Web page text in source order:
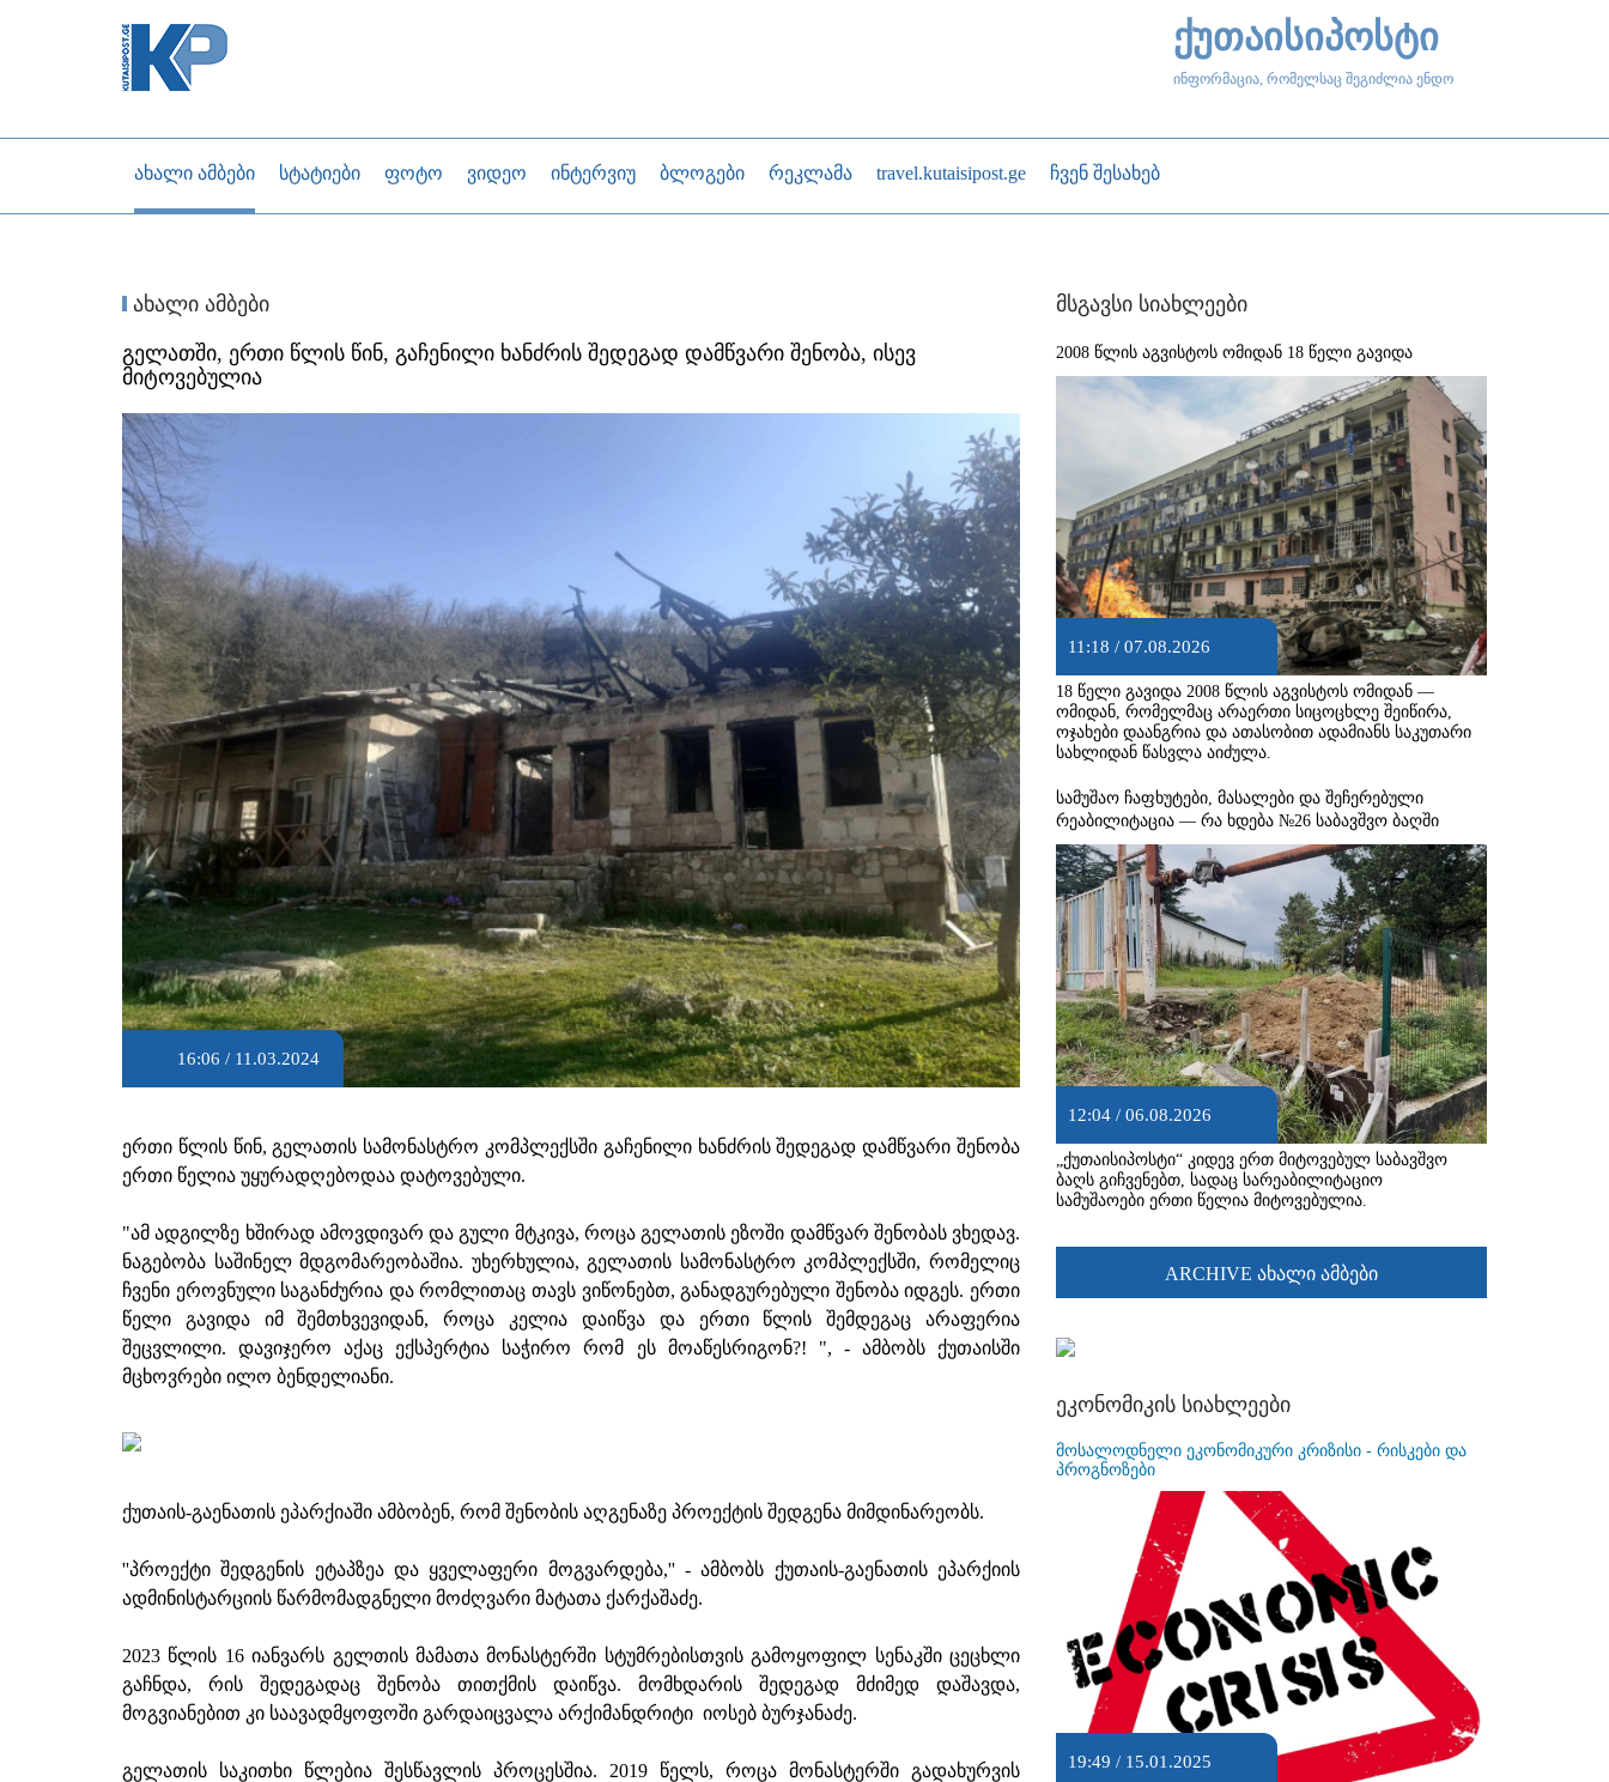
ქუთაისიპოსტი
ინფორმაცია, რომელსაც შეგიძლია ენდო
ახალი ამბები სტატიები ფოტო ვიდეო ინტერვიუ ბლოგები რეკლამა travel.kutaisipost.ge ჩვენ შესახებ
ახალი ამბები
გელათში, ერთი წლის წინ, გაჩენილი ხანძრის შედეგად დამწვარი შენობა, ისევ
მიტოვებულია
16:06 / 11.03.2024
ერთი წლის წინ, გელათის სამონასტრო კომპლექსში გაჩენილი ხანძრის შედეგად დამწვარი შენობა
ერთი წელია უყურადღებოდაა დატოვებული.
"ამ ადგილზე ხშირად ამოვდივარ და გული მტკივა, როცა გელათის ეზოში დამწვარ შენობას ვხედავ.
ნაგებობა საშინელ მდგომარეობაშია. უხერხულია, გელათის სამონასტრო კომპლექსში, რომელიც
ჩვენი ეროვნული საგანძურია და რომლითაც თავს ვიწონებთ, განადგურებული შენობა იდგეს. ერთი
წელი გავიდა იმ შემთხვევიდან, როცა კელია დაიწვა და ერთი წლის შემდეგაც არაფერია
შეცვლილი. დავიჯერო აქაც ექსპერტია საჭირო რომ ეს მოაწესრიგონ?! ", - ამბობს ქუთაისში
მცხოვრები ილო ბენდელიანი.
ქუთაის-გაენათის ეპარქიაში ამბობენ, რომ შენობის აღგენაზე პროექტის შედგენა მიმდინარეობს.
''პროექტი შედგენის ეტაპზეა და ყველაფერი მოგვარდება,'' - ამბობს ქუთაის-გაენათის ეპარქიის
ადმინისტარციის წარმომადგნელი მოძღვარი მატათა ქარქაშაძე.
2023 წლის 16 იანვარს გელთის მამათა მონასტერში სტუმრებისთვის გამოყოფილ სენაკში ცეცხლი
გაჩნდა, რის შედეგადაც შენობა თითქმის დაიწვა. მომხდარის შედეგად მძიმედ დაშავდა,
მოგვიანებით კი საავადმყოფოში გარდაიცვალა არქიმანდრიტი იოსებ ბურჯანაძე.
გელათის საკითხი წლებია შესწავლის პროცესშია. 2019 წელს, როცა მონასტერში გადახურვის
მსგავსი სიახლეები
2008 წლის აგვისტოს ომიდან 18 წელი გავიდა
11:18 / 07.08.2026
18 წელი გავიდა 2008 წლის აგვისტოს ომიდან —
ომიდან, რომელმაც არაერთი სიცოცხლე შეიწირა,
ოჯახები დაანგრია და ათასობით ადამიანს საკუთარი
სახლიდან წასვლა აიძულა.
სამუშაო ჩაფხუტები, მასალები და შეჩერებული
რეაბილიტაცია — რა ხდება №26 საბავშვო ბაღში
12:04 / 06.08.2026
„ქუთაისიპოსტი“ კიდევ ერთ მიტოვებულ საბავშვო
ბაღს გიჩვენებთ, სადაც სარეაბილიტაციო
სამუშაოები ერთი წელია მიტოვებულია.
ARCHIVE ახალი ამბები
ეკონომიკის სიახლეები
მოსალოდნელი ეკონომიკური კრიზისი - რისკები და
პროგნოზები
19:49 / 15.01.2025